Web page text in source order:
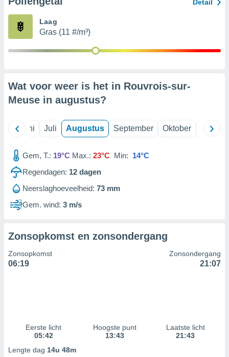
partners
Detail
Laag
Gras (11 #/m³)
Wat voor weer is het in Rouvrois-sur-
Meuse in augustus?
Juni Juli Augustus September Oktober
Gem, T.: 19°C Max.: 23°C Min: 14°C
Regendagen: 12 dagen
Neerslaghoeveelheid: 73 mm
Gem. wind: 3 m/s
Zonsopkomst en zonsondergang
Zonsopkomst
06:19
Zonsondergang
21:07
Eerste licht
05:42
Hoogste punt
13:43
Laatste licht
21:43
Lengte dag 14u 48m